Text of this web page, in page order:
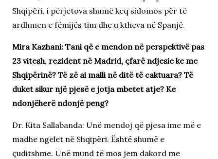
Shqipëri, i përjetova shumë keq sidomos për të
ardhmen e fëmijës tim dhe u ktheva në Spanjë.
Mira Kazhani: Tani që e mendon në perspektivë pas
23 vitesh, rezident në Madrid, çfarë ndjesie ke me
Shqipërinë? Të zë ai malli në ditë të caktuara? Të
duket sikur një pjesë e jotja mbetet atje? Ke
ndonjëherë ndonjë peng?
Dr. Kita Sallabanda: Unë mendoj që pjesa ime më e
madhe ngelet në Shqipëri. Është shumë e
çuditshme. Unë mund të mos jem dakord me